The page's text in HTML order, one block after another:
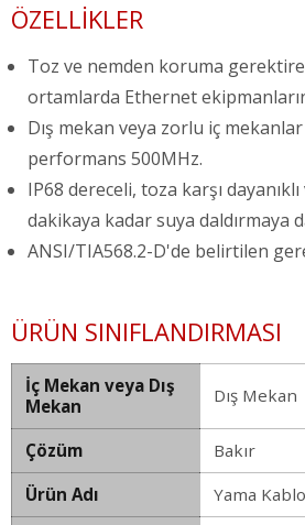
ÖZELLIKLER
Toz ve nemden koruma
ortamlarda Ethernet
Dış mekan veya zorlu iç
performans 500MHz.
IP68 dereceli, toza karşı
dakikaya kadar suya daldırmaya
ANSI/TIA568.2-D'de belirtilen
ÜRÜN SINIFLANDIRMASI
İç Mekan veya Dış
Mekan
Dış Mekan
Çözüm
Bakır
Ürün Adı
Yama